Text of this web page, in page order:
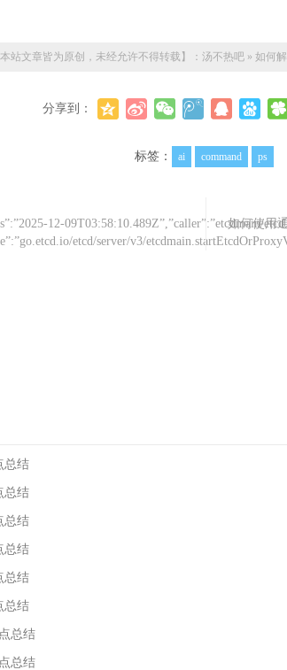
本站文章皆为原创，未经允许不得转载】： 汤不热吧 » 如何解
分享到：
标签： ai command ps
12-09T03:58:10.489Z”,”caller”:”etcdmain/
etcd/server/v3/
如何使用
总结
总结
总结
总结
总结
总结
总结
总结